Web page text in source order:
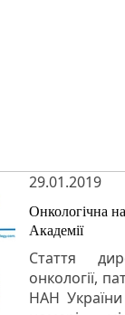
29.01.2019
Онкологічна
Академії
Стаття
онкології,
НАН